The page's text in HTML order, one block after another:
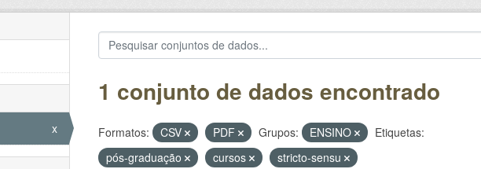
x
1 conjunto de dados encontrado
Formatos: CSV PDF Grupos: ENSINO
Etiquetas:
pós-graduação
cursos stricto-sensu